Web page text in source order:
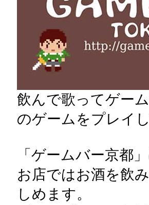
飲んで歌ってゲー
のゲームをプレイ
「ゲームバー京都
お店ではお酒を飲
しめます。